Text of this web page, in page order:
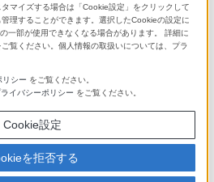
応の高性能フルデジ
HX」（＊1）
（最大11.2MHz）（＊２）
大11.2MHz）およびリニアPCM
）に対応。また、アンバランス
マイズする場合は「Cookie設定」をクリックして
理することができます。選択したCookieの設定に
一部が使用できなくなる場合があります。 詳細に
覧ください。個人情報の取扱いについては、プラ
リシー をご覧ください。
ライバシーポリシー をご覧ください。
Cookie設定
を拒否する